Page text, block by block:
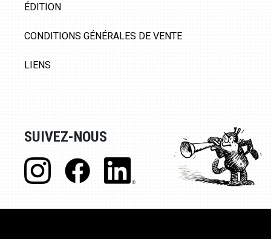
ÉDITION
CONDITIONS GÉNÉRALES DE VENTE
LIENS
SUIVEZ-NOUS